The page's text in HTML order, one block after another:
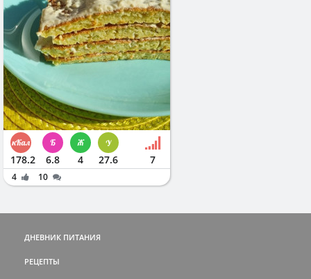
178.2 6.8 4 27.6 7
4 10
ДНЕВНИК ПИТАНИЯ
РЕЦЕПТЫ